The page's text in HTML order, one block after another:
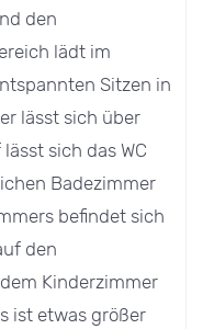
den
lädt im
Sitzen in
lässt sich über
sich das WC
Badezimmer
befindet sich
den
Kinderzimmer
ist etwas größer